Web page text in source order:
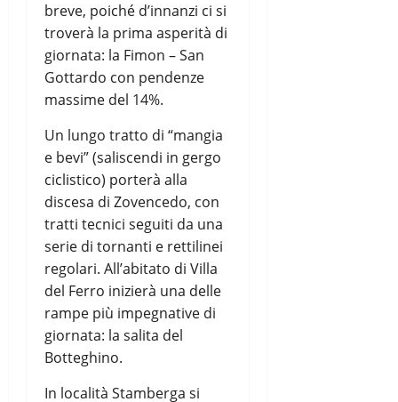
breve, poiché d’innanzi ci si
troverà la prima asperità di
giornata: la Fimon – San
Gottardo con pendenze
massime del 14%.
Un lungo tratto di “mangia
e bevi” (saliscendi in gergo
ciclistico) porterà alla
discesa di Zovencedo, con
tratti tecnici seguiti da una
serie di tornanti e rettilinei
regolari. All’abitato di Villa
del Ferro inizierà una delle
rampe più impegnative di
giornata: la salita del
Botteghino.
In località Stamberga si